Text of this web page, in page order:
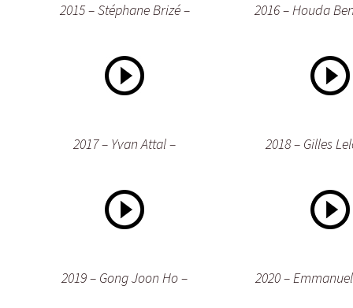
2015 – Stéphane Brizé – 2016 – Houda
2017 – Yvan Attal – 2018 – Gilles
2019 – Gong Joon Ho – 2020 –